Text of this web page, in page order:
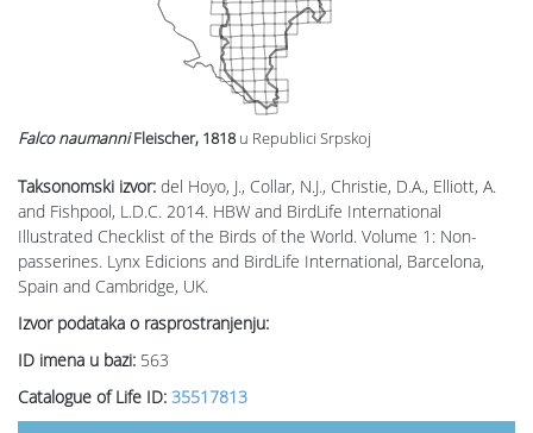
Taksonomski izvor: del Hoyo, J., Collar, N.J., Christie, D.A., Elliott, A.
and Fishpool, L.D.C. 2014. HBW and BirdLife International
Illustrated Checklist of the Birds of the World. Volume 1: Non-
passerines. Lynx Edicions and BirdLife International, Barcelona,
Spain and Cambridge, UK.
Izvor podataka o rasprostranjenju:
ID imena u bazi: 563
Catalogue of Life ID: 35517813
Falco naumanniFleischer, 1818 u Republici Srpskoj